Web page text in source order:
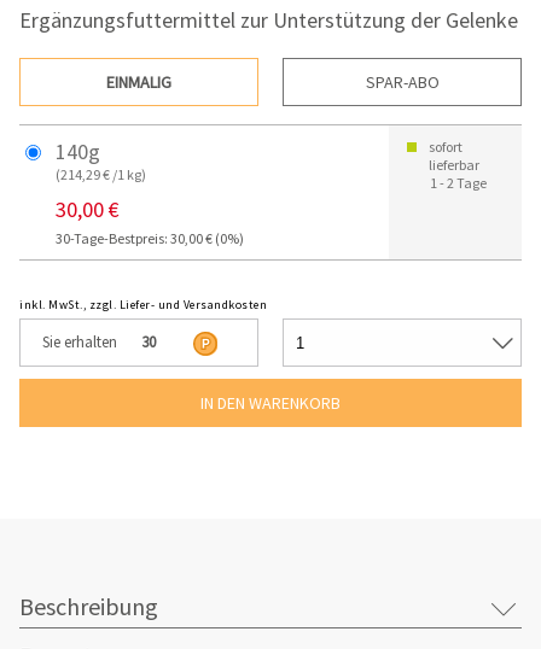
Ergänzungsfuttermittel zur Unterstützung der Gelenke
EINMALIG SPAR-ABO
140g
(214,29 € /1 kg)
30,00 €
30-Tage-Bestpreis: 30,00 € (0%)
sofort
lieferbar
1 - 2 Tage
inkl. MwSt., zzgl. Liefer- und Versandkosten
Sie erhalten 30
Beschreibung